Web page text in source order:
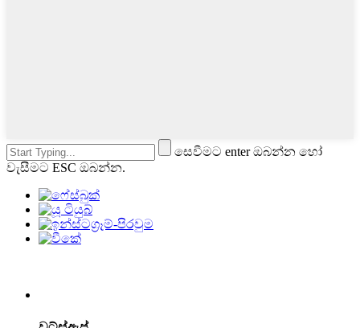
සෙවීමට enter ඔබන්න හෝ
වැසීමට ESC ඔබන්න.